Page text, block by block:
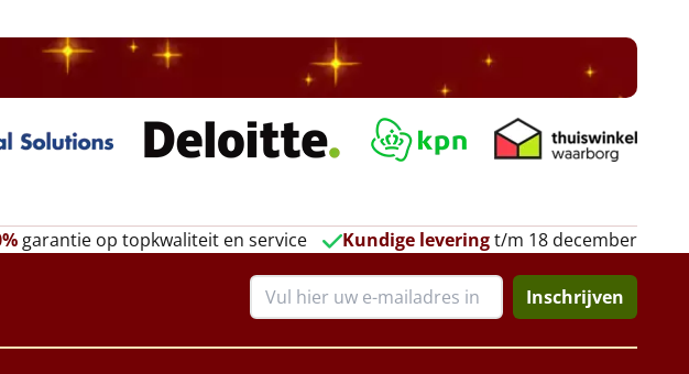
garantie op topkwaliteit en service Kundige leveringt/m 18 december
Inschrijven